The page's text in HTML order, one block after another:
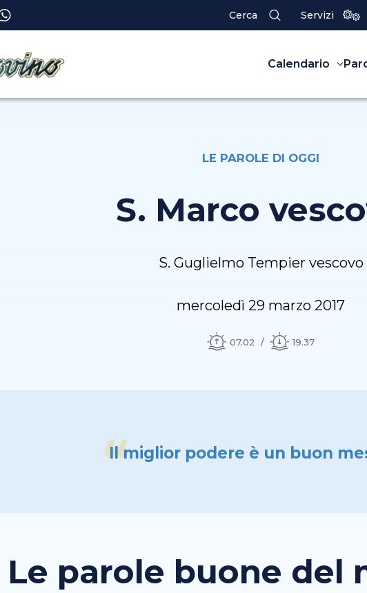
Cerca Servizi
Calendario
LE PAROLE DI OGGI
S. Marco
S. Guglielmo Tempier vescovo
mercoledì 29 marzo 2017
07.02 19.37
Il miglior podere è un buon
Le parole buone del